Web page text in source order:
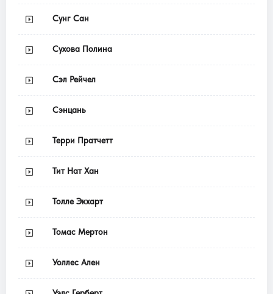
Сунг Сан
Сухова Полина
Сэл Рейчел
Сэнцань
Терри Пратчетт
Тит Нат Хан
Толле Экхарт
Томас Мертон
Уоллес Ален